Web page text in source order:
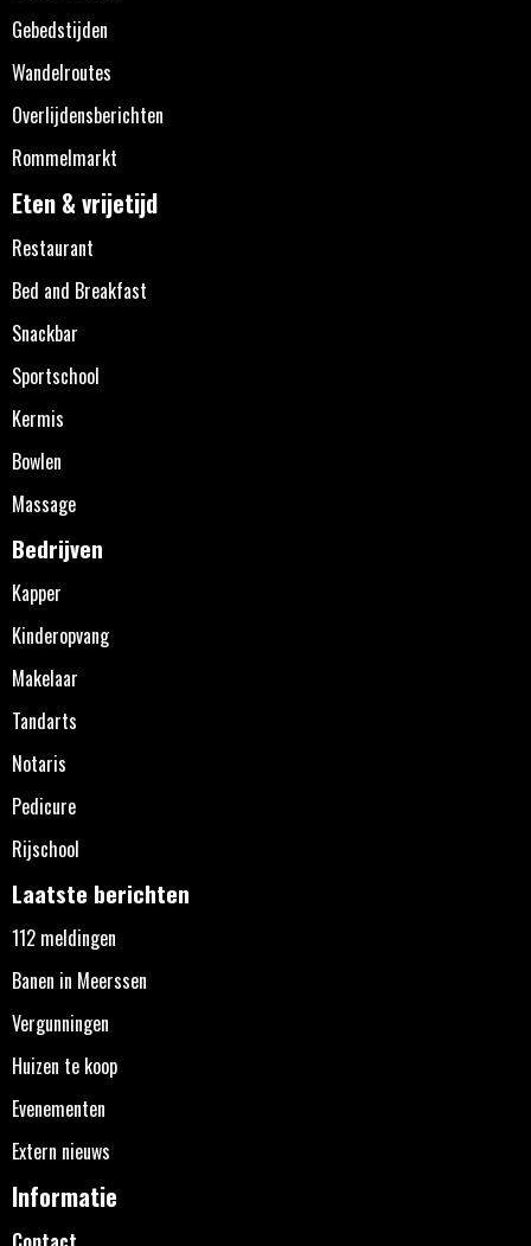
Gebedstijden
Wandelroutes
Overlijdensberichten
Rommelmarkt
Eten & vrijetijd
Restaurant
Bed and Breakfast
Snackbar
Sportschool
Kermis
Bowlen
Massage
Bedrijven
Kapper
Kinderopvang
Makelaar
Tandarts
Notaris
Pedicure
Rijschool
Laatste berichten
112 meldingen
Banen in Meerssen
Vergunningen
Huizen te koop
Evenementen
Extern nieuws
Informatie